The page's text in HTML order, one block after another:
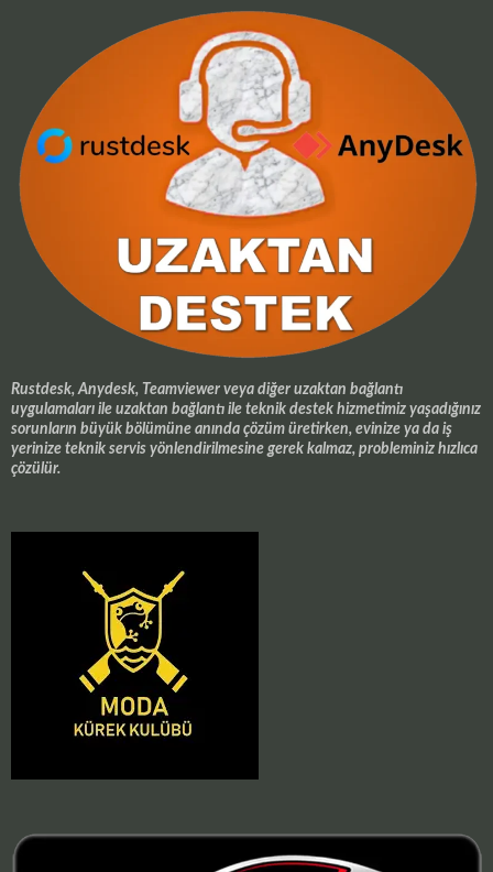
Rustdesk, Anydesk, Teamviewer veya diğer uzaktan bağlantı
uygulamaları ile uzaktan bağlantı ile teknik destek hizmetimiz yaşadığınız
sorunların büyük bölümüne anında çözüm üretirken, evinize ya da iş
yerinize teknik servis yönlendirilmesine gerek kalmaz, probleminiz hızlıca
çözülür.